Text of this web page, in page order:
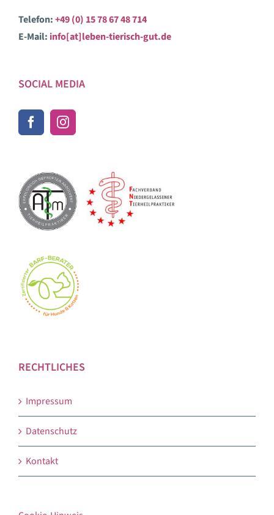
Telefon:+49 (0) 15 78 67 48 714
E-Mail: info[at]leben-tierisch-gut.de
SOCIAL MEDIA
RECHTLICHES
Impressum
Datenschutz
Kontakt